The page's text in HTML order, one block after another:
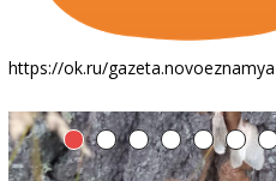
https://ok.ru/gazeta.novoeznamya